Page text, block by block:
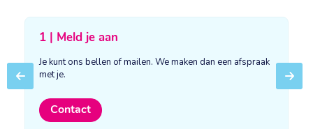
Previous
1 | Meld je aan
Je kunt ons bellen of mailen. We maken dan een afspraak
met je.
Contact
Next